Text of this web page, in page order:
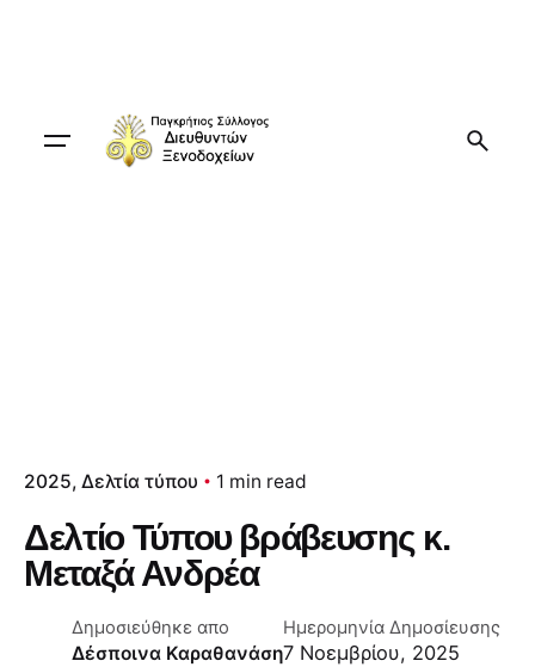
2025 Δελτία τύπου 1 min read
Δελτίο Τύπου βράβευσης κ.
Μεταξά Ανδρέα
Δημοσιεύθηκε απο
Δέσποινα Καραθανάση
Ημερομηνία Δημοσίευσης
7 Νοεμβρίου, 2025